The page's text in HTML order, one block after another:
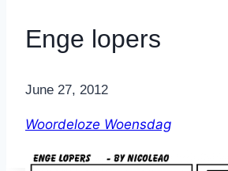
Enge lopers
ByNicole
June 27, 2012
Woordeloze Woensdag